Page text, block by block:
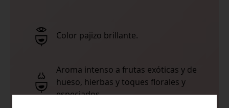
Color pajizo brillante.
Aroma intenso a frutas exóticas y de
hueso, hierbas y toques florales y
especiados.